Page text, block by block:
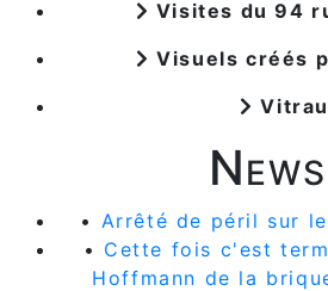
Visites du 94
Visuels créés
News
• Arrêté de péril sur
• Cette fois c'est
Hoffmann de la